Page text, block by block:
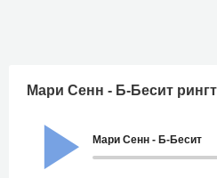
Мари Сенн - Б-Бесит
Мари Сенн - Б-Бесит